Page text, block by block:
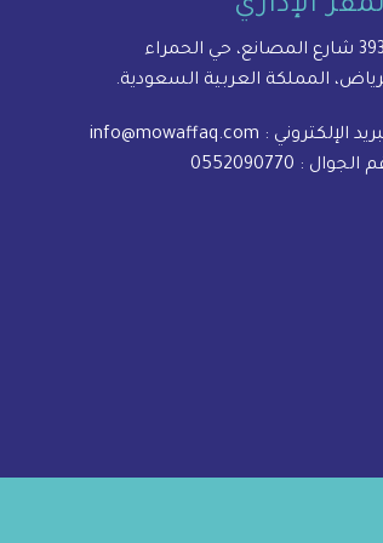
الإداري
حي الحمراء
المملكة العربية السعودية.
الإلكتروني : info@mowaffaq.com
الجوال : 0552090770